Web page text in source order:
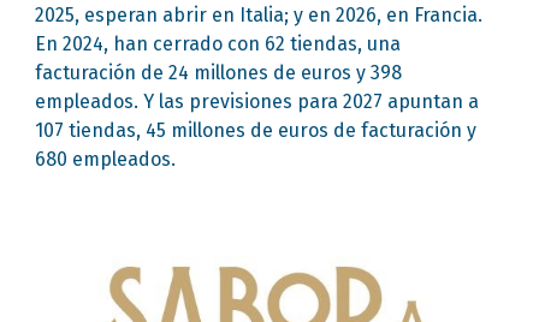
2025, esperan abrir en Italia; y en 2026, en Francia.
En 2024, han cerrado con 62 tiendas, una
facturación de 24 millones de euros y 398
empleados. Y las previsiones para 2027 apuntan a
107 tiendas, 45 millones de euros de facturación y
680 empleados.